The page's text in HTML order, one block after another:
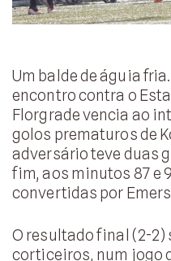
Um balde de águia
encontro contra o
Florgrade vencia ao
golos prematuros de
adversário teve duas
fim, aos minutos 87 e
convertidas por
O resultado final (2-2)
corticeiros, num jogo